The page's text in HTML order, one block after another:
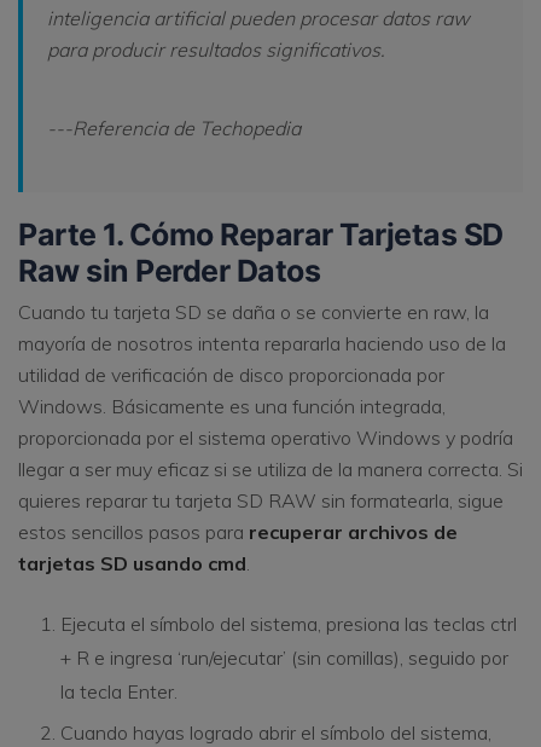
inteligencia artificial pueden procesar datos raw
para producir resultados significativos.
---Referencia de Techopedia
Parte 1. Cómo Reparar Tarjetas SD
Raw sin Perder Datos
Cuando tu tarjeta SD se daña o se convierte en raw, la
mayoría de nosotros intenta repararla haciendo uso de la
utilidad de verificación de disco proporcionada por
Windows. Básicamente es una función integrada,
proporcionada por el sistema operativo Windows y podría
llegar a ser muy eficaz si se utiliza de la manera correcta. Si
quieres reparar tu tarjeta SD RAW sin formatearla, sigue
estos sencillos pasos para recuperar archivos de
tarjetas SD usando cmd.
Ejecuta el símbolo del sistema, presiona las teclas ctrl
+ R e ingresa ‘run/ejecutar’ (sin comillas), seguido por
la tecla Enter.
Cuando hayas logrado abrir el símbolo del sistema,